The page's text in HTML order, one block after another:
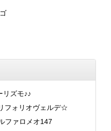
ズモ♪♪
フォリオヴェルデ☆
ァロメオ147